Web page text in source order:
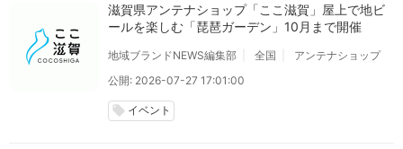
滋賀県アンテナショップ「ここ滋賀」屋上で地ビ
ールを楽しむ「琵琶ガーデン」10月まで開催
地域ブランドNEWS編集部 全国
アンテナショップ
公開: 2026-07-27 17:01:00
local_offer イベント